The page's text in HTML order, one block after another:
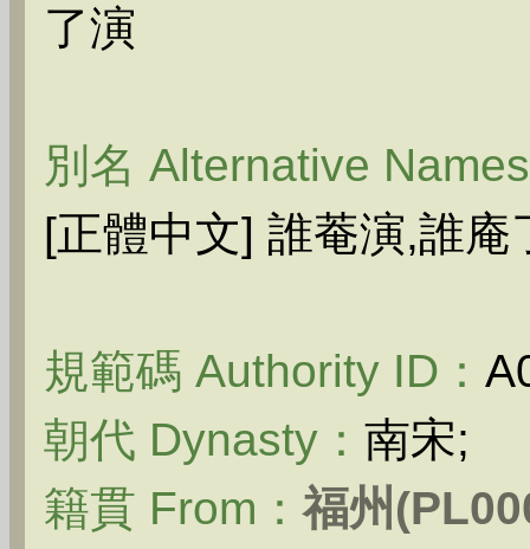
了演
別名 Alternative
[正體中文] 誰菴演,誰庵
規範碼 Authority ID：
朝代 Dynasty： 南宋;
籍貫 From：福州